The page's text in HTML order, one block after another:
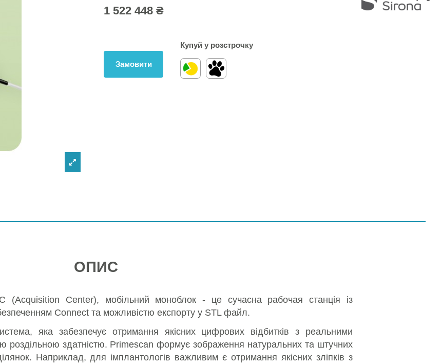
1 522 448 ₴
Замовити
Купуй у розстрочку
ОПИС
(Acquisition Center), мобільний моноблок - це сучасна рабочая станція із
Connect та можливістю експорту у STL файл.
яка забезпечує отримання якісних цифрових відбитків з реальними
здатністю. Primescan формує зображення натуральних та штучних
Наприклад, для імплантологів важливим є отримання якісних зліпків з